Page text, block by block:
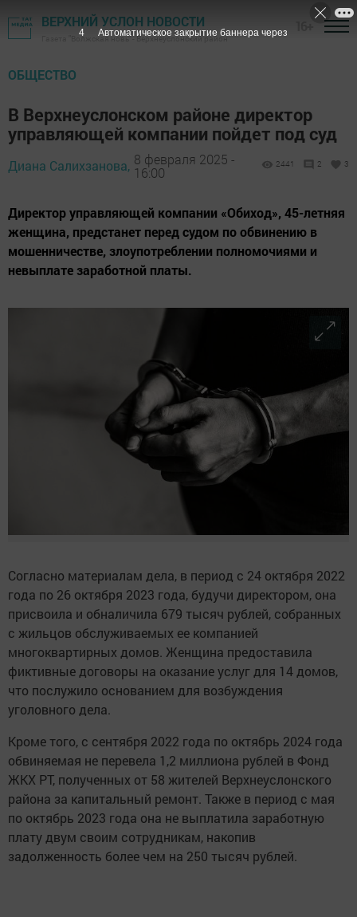
ВЕРХНИЙ УСЛОН НОВОСТИ
Газета "Волжская новь" - Верхнеуслонский район
ОБЩЕСТВО
В Верхнеуслонском районе директор
управляющей компании пойдет под суд
Диана Салихзанова, 8 февраля 2025 -
16:00
2441 2 3
Директор управляющей компании «Обиход», 45-летняя
женщина, предстанет перед судом по обвинению в
мошенничестве, злоупотреблении полномочиями и
невыплате заработной платы.
Согласно материалам дела, в период с 24 октября 2022
года по 26 октября 2023 года, будучи директором, она
присвоила и обналичила 679 тысяч рублей, собранных
с жильцов обслуживаемых ее компанией
многоквартирных домов. Женщина предоставила
фиктивные договоры на оказание услуг для 14 домов,
что послужило основанием для возбуждения
уголовного дела.
Кроме того, с сентября 2022 года по октябрь 2024 года
обвиняемая не перевела 1,2 миллиона рублей в Фонд
ЖКХ РТ, полученных от 58 жителей Верхнеуслонского
района за капитальный ремонт. Также в период с мая
по октябрь 2023 года она не выплатила заработную
плату двум своим сотрудникам, накопив
задолженность более чем на 250 тысяч рублей.
3 Автоматическое закрытие баннера через